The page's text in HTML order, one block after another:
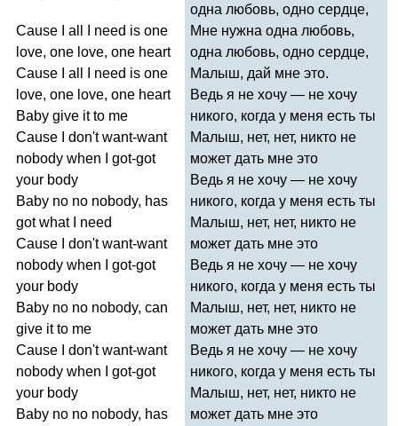
Cause all need is one
love, one love, one heart
Cause
all need is one
love, one love, one heart
Baby give it to me
Cause
don't want-want
nobody when
got-got
your body
Baby no no nobody, has
got what
need
Cause
don't want-want
nobody when
got-got
your body
Baby no no nobody, can
give it to me
Cause
don't want-want
nobody when
got-got
your body
Baby no no nobody, has
одна любовь, одно сердце,
Мне нужна одна любовь,
одна любовь, одно сердце,
Малыш, дай мне это.
Ведь я не хочу — не хочу
никого, когда у меня есть ты
Малыш, нет, нет, никто не
может дать мне это
Ведь я не хочу — не хочу
никого, когда у меня есть ты
Малыш, нет, нет, никто не
может дать мне это
Ведь я не хочу — не хочу
никого, когда у меня есть ты
Малыш, нет, нет, никто не
может дать мне это
Ведь я не хочу — не хочу
никого, когда у меня есть ты
Малыш, нет, нет, никто не
может дать мне это